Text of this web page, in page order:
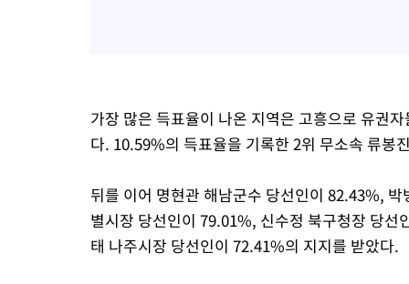
가장 많은 득표율이 나온 지역은 고흥으로 유권
다. 10.59%의 득표율을 기록한 2위 무소속 류봉
뒤를 이어 명현관 해남군수 당선인이 82.43%,
별시장 당선인이 79.01%, 신수정 북구청장 당
태 나주시장 당선인이 72.41%의 지지를 받았다.